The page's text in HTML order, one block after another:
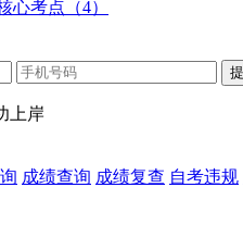
心考点（4）
上岸
成绩查询 成绩复查 自考违规